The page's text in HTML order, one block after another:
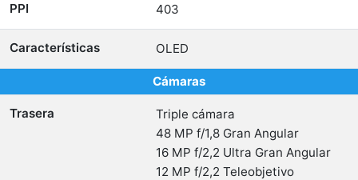
PPI 403
Características OLED
Cámaras
Trasera
Triple cámara
48 MP f/1,8 Gran Angular
16 MP f/2,2 Ultra Gran Angular
12 MP f/2,2 Teleobjetivo